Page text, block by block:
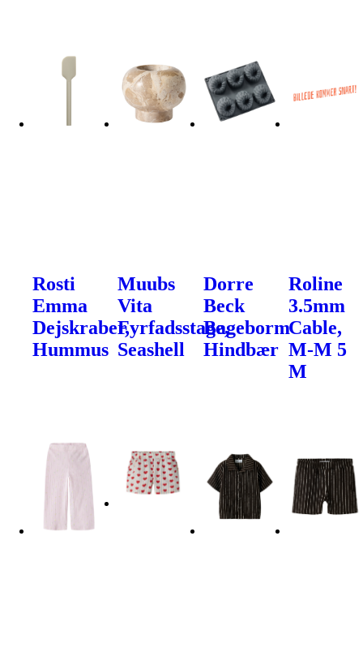
Rosti
Emma
Dejskraber,
Hummus
Muubs
Vita
Fyrfadsstage,
Seashell
Dorre
Beck
Bageborm
Hindbær
Roline
3.5mm
Cable,
M-M 5
M